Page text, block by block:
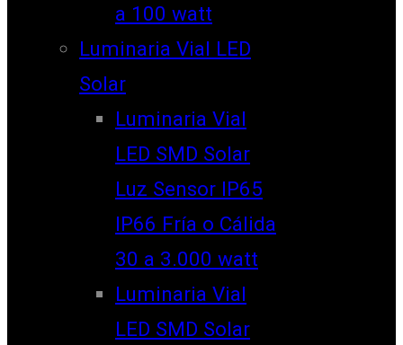
a 100 watt
Luminaria Vial LED
Solar
Luminaria Vial
LED SMD Solar
Luz Sensor IP65
IP66 Fría o Cálida
30 a 3.000 watt
Luminaria Vial
LED SMD Solar